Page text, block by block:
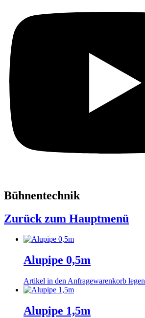
Bühnentechnik
Zurück zum Hauptmenü
Alupipe 0,5m
Artikel in den Anfragewarenkorb legen
Alupipe 1,5m